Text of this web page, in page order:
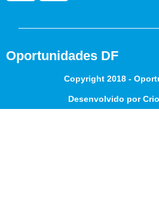
Oportunidades DF
Copyright 2018 -
Desenvolvido por